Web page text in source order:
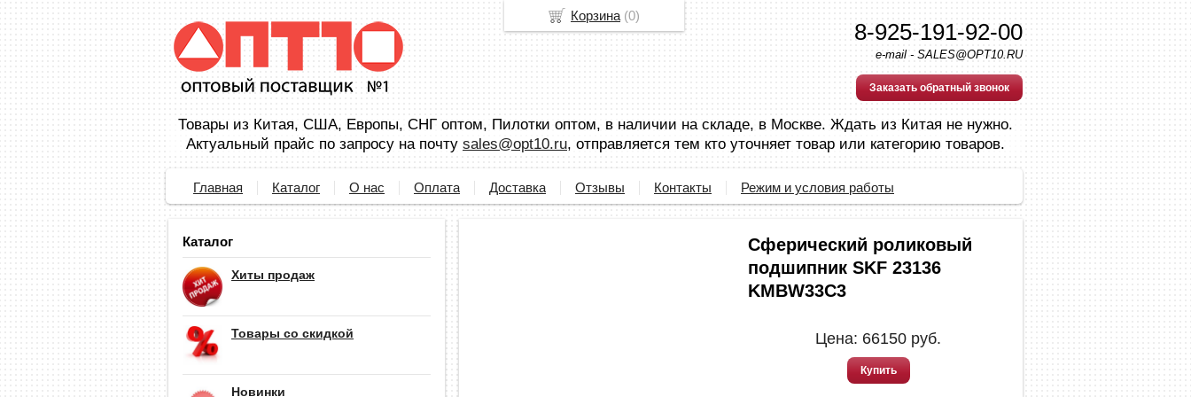
8-925-191-92-00
e-mail - SALES@OPT10.RU
Заказать обратный звонок
Товары из Китая, США, Европы, СНГ оптом, Пилотки оптом, в наличии на складе, в Москве. Ждать из Китая не нужно.
Актуальный прайс по запросу на почту sales@opt10.ru, отправляется тем кто уточняет товар или категорию товаров.
Главная Каталог О нас Оплата Доставка Отзывы Контакты Режим и условия работы
Каталог
Хиты продаж
Товары со скидкой
Новинки
Сферический роликовый
подшипник SKF 23136
KMBW33C3
Цена: 66150 руб.
Купить
Корзина (0)